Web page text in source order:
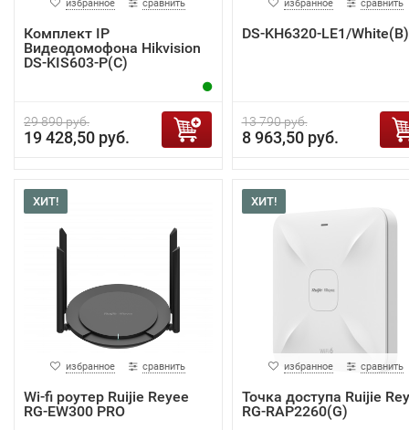
избранное сравнить
Комплект IP
Видеодомофона Hikvision
DS-KIS603-P(C)
29 890 руб.
19 428,50 руб.
избранное сравнить
DS-KH6320-LE1/White(B)
13 790 руб.
8 963,50 руб.
ХИТ!
избранное сравнить
Wi-fi роутер Ruijie Reyee
RG-EW300 PRO
ХИТ!
избранное сравнить
Точка доступа Ruijie
RG-RAP2260(G)